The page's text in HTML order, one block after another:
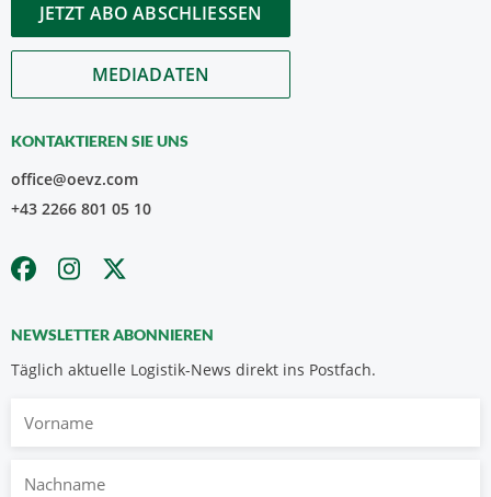
JETZT ABO ABSCHLIESSEN
MEDIADATEN
KONTAKTIEREN SIE UNS
office@oevz.com
+43 2266 801 05 10
NEWSLETTER ABONNIEREN
Täglich aktuelle Logistik-News direkt ins Postfach.
Nachname